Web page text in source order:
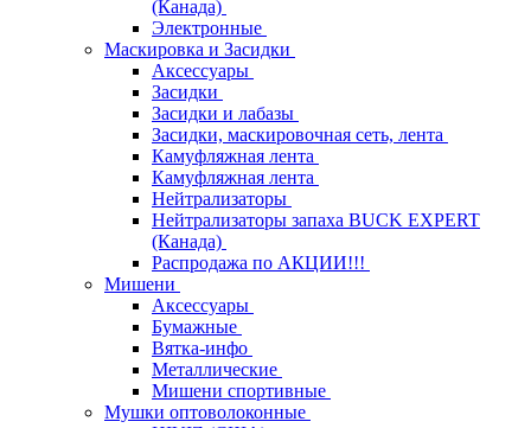
(Канада)
Электронные
Маскировка и Засидки
Аксессуары
Засидки
Засидки и лабазы
Засидки, маскировочная сеть, лента
Камуфляжная лента
Камуфляжная лента
Нейтрализаторы
Нейтрализаторы запаха BUCK EXPERT
(Канада)
Распродажа по АКЦИИ!!!
Мишени
Аксессуары
Бумажные
Вятка-инфо
Металлические
Мишени спортивные
Мушки оптоволоконные